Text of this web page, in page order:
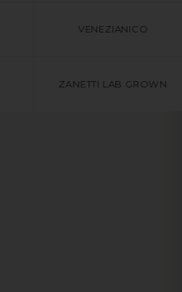
VENEZIANICO
ZANETTI LAB GROWN